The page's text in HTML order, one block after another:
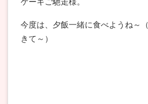
ケーキご馳走様。
今度は、夕飯一緒に食べようね～
きて～）